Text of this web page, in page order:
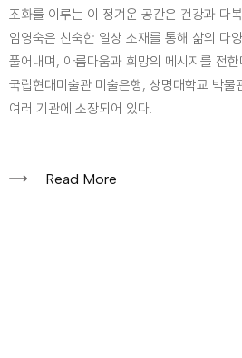
조화를 이루는 이 정겨운 공간은 건강과 다
임영숙은 친숙한 일상 소재를 통해 삶의 다
풀어내며, 아름다움과 희망의 메시지를 전
국립현대미술관 미술은행, 상명대학교 박물
여러 기관에 소장되어 있다.
Read More